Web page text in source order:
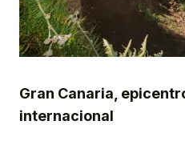
Gran Canaria,
internacional